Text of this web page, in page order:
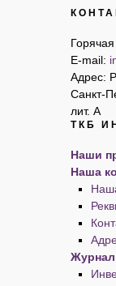
E-mail:
Адрес:
Санкт-
лит. А
ТКБ
Наши
Наша
Журнал